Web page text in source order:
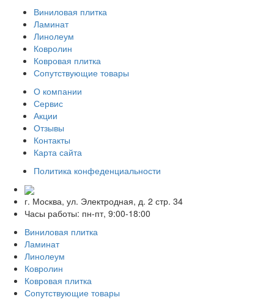
Виниловая плитка
Ламинат
Линолеум
Ковролин
Ковровая плитка
Сопутствующие товары
О компании
Сервис
Акции
Отзывы
Контакты
Карта сайта
Политика конфеденциальности
г. Москва, ул. Электродная, д. 2 стр. 34
Часы работы: пн-пт, 9:00-18:00
Виниловая плитка
Ламинат
Линолеум
Ковролин
Ковровая плитка
Сопутствующие товары